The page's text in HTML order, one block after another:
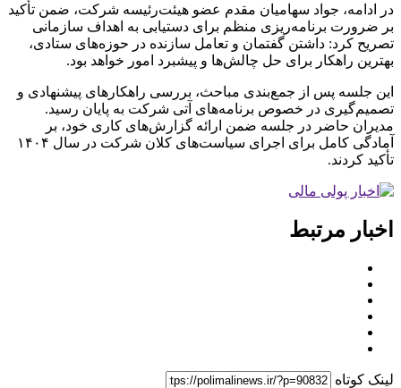
در ادامه، جواد سهامیان مقدم عضو هیئت‌رئیسه شرکت، ضمن تأکید
بر ضرورت برنامه‌ریزی منظم برای دستیابی به اهداف سازمانی
تصریح کرد: داشتن گفتمان و تعامل سازنده در حوزه‌های ستادی،
بهترین راهکار برای حل چالش‌ها و پیشبرد امور خواهد بود.
این جلسه پس از جمع‌بندی مباحث، بررسی راهکارهای پیشنهادی و
تصمیم‌گیری در خصوص برنامه‌های آتی شرکت به پایان رسید.
مدیران حاضر در جلسه ضمن ارائه گزارش‌های کاری خود، بر
آمادگی کامل برای اجرای سیاست‌های کلان شرکت در سال ۱۴۰۴
تأکید کردند.
اخبار مرتبط
لینک کوتاه